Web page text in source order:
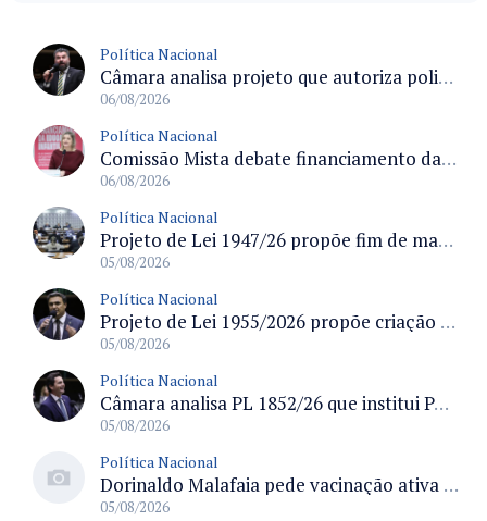
Política Nacional
Câmara analisa projeto que autoriza policiais civis embarcarem armados em aeronaves civis mediante regras
06/08/2026
Política Nacional
Comissão Mista debate financiamento da educação infantil e desafios do Fundeb e do CAQ na oferta de creches
06/08/2026
Política Nacional
Projeto de Lei 1947/26 propõe fim de margens para cartão de crédito e consignado do INSS
05/08/2026
Política Nacional
Projeto de Lei 1955/2026 propõe criação de geração livre de fumo ao restringir venda de vapes a nascidos desde 1º de janeiro de 2009
05/08/2026
Política Nacional
Câmara analisa PL 1852/26 que institui Política Nacional de Gestão de Desempenho e Eficiência para servidores públicos
05/08/2026
Política Nacional
Dorinaldo Malafaia pede vacinação ativa ao Ministério da Saúde para reverter queda na cobertura vacinal no Brasil
05/08/2026